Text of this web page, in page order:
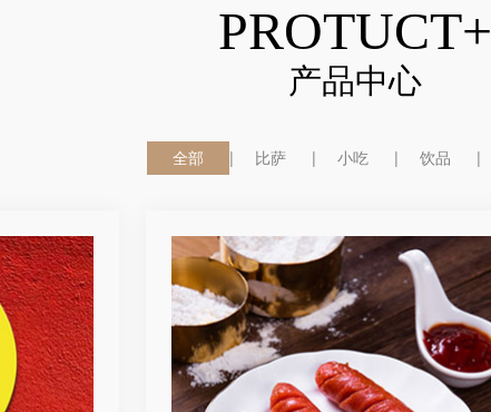
PROTUCT+
产品中心
全部 比萨 小吃 饮品